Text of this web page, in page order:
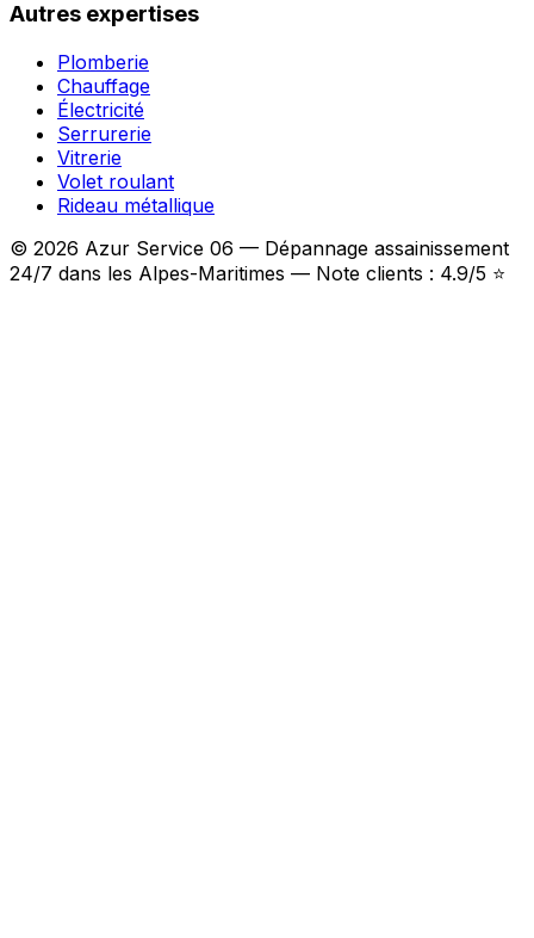
Autres expertises
Plomberie
Chauffage
Électricité
Serrurerie
Vitrerie
Volet roulant
Rideau métallique
© 2026 Azur Service 06 — Dépannage assainissement
24/7 dans les Alpes-Maritimes — Note clients : 4.9/5 ⭐